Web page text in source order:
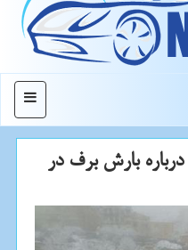
منو
بارش برف در